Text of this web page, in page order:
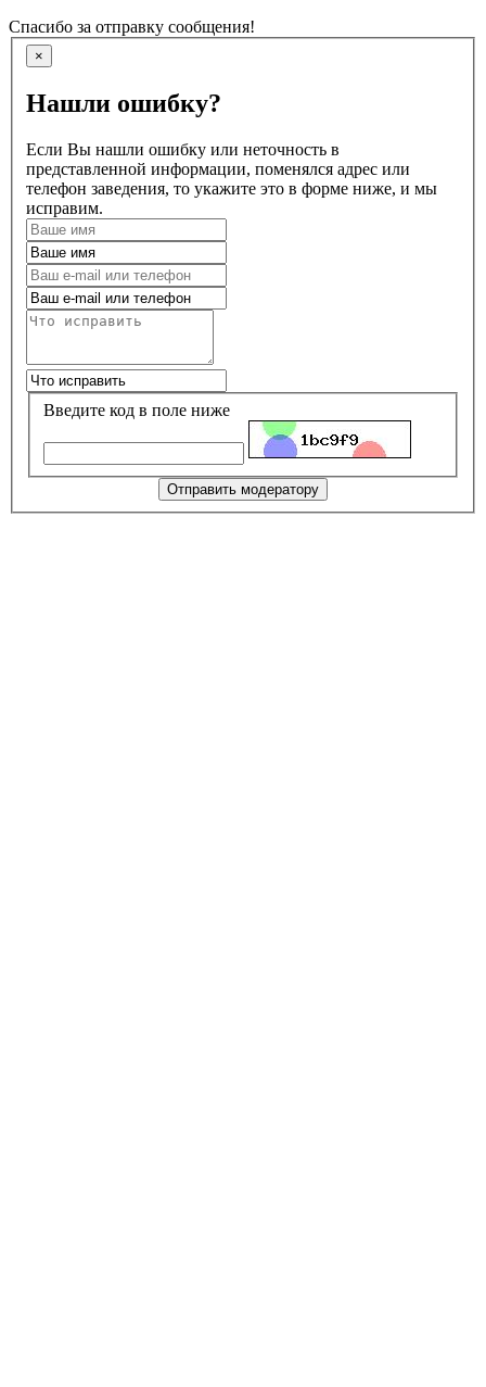
Спасибо за отправку сообщения!
×
Нашли ошибку?
Если Вы нашли ошибку или неточность в
представленной информации, поменялся адрес или
телефон заведения, то укажите это в форме ниже, и мы
исправим.
Введите код в поле ниже
Отправить модератору